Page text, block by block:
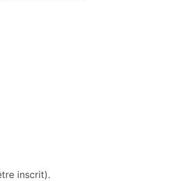
inscrit).